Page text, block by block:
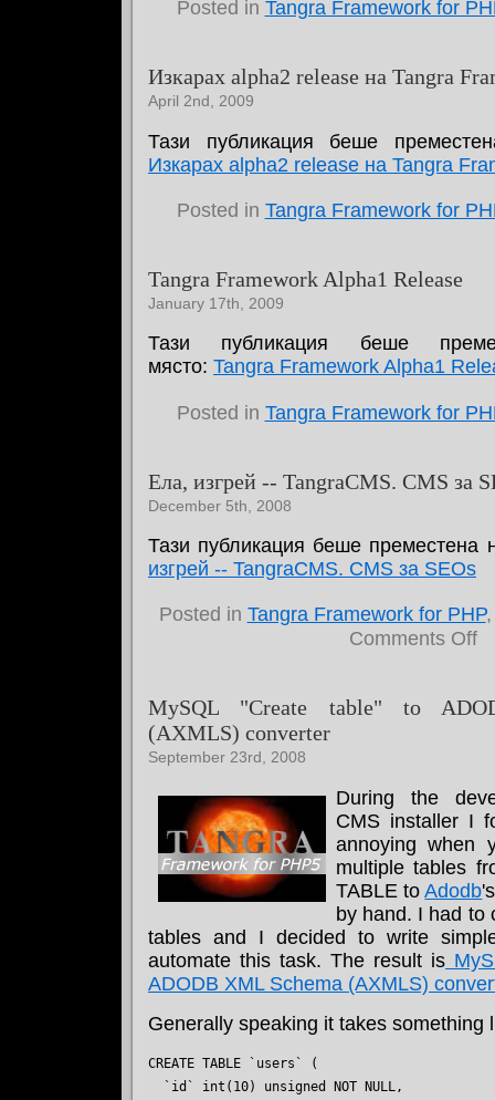
Posted in Tangra Framework for
Изкарах alpha2 release на Tangra
April 2nd, 2009
Тази публикация беше
Изкарах alpha2 release на Tangra
Posted in Tangra Framework for
Tangra Framework Alpha1 Release
January 17th, 2009
Тази публикация беше
място: Tangra Framework Alpha1
Posted in Tangra Framework for
Ела, изгрей -- TangraCMS. CMS за
December 5th, 2008
Тази публикация беше преместена
изгрей -- TangraCMS. CMS за SEOs
Posted in Tangra Framework for PHP
Comments Offon
-
MySQL "Create table" to
(AXMLS) converter
September 23rd, 2008
During the
CMS installer I
annoying when
multiple tables
TABLE toAdodb
by hand. I had to
tables and I decided to write
automate this task. The result is
ADODB XML Schema (AXMLS)
Generally speaking it takes something
CREATE TABLE `users` (
  `id` int(10) unsigned NOT NULL,